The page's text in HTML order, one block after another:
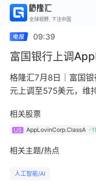
全球视野, 下注中国
09:39
富国银行上调
格隆汇7月8日｜富国
元上调至575美元，维
相关股票
US AppLovinCorp.ClassA -
相关主题/热点
人工智能/AI